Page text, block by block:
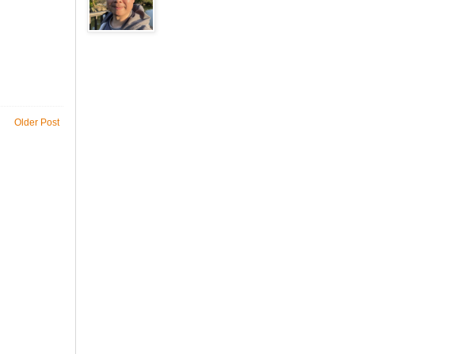
Older Post